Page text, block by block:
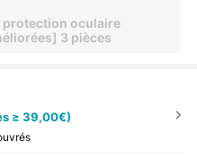
protection oculaire
3 pièces
≥ 39,00€)